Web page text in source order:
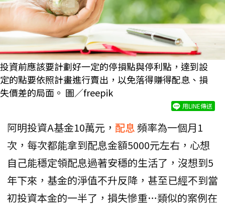
投資前應該要計劃好一定的停損點與停利點，達到設
定的點要依照計畫進行賣出，以免落得賺得配息、損
失價差的局面。 圖／freepik
用LINE傳送
阿明投資A基金10萬元， 配息頻率為一個月1
次，每次都能拿到配息金額5000元左右，心想
自己能穩定領配息過著安穩的生活了，沒想到5
年下來，基金的淨值不升反降，甚至已經不到當
初投資本金的一半了，損失慘重…類似的案例在